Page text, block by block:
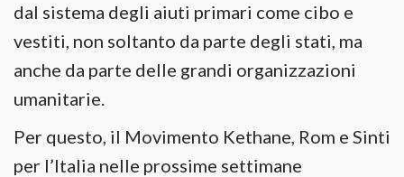
dal sistema degli aiuti primari come cibo e
vestiti, non soltanto da parte degli stati, ma
anche da parte delle grandi organizzazioni
umanitarie.
Per questo, il Movimento Kethane, Rom e Sinti
per l’Italia nelle prossime settimane